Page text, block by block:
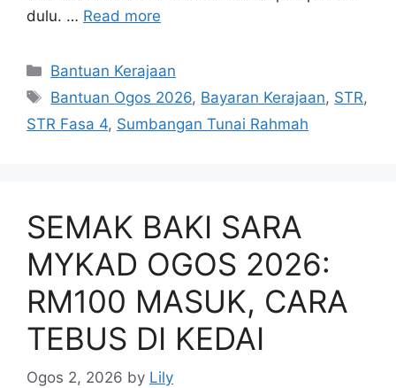
dulu. … Read more
Categories
Bantuan Kerajaan
Tags
Bantuan Ogos 2026, Bayaran Kerajaan, STR,
STR Fasa 4, Sumbangan Tunai Rahmah
SEMAK BAKI SARA
MYKAD OGOS 2026:
RM100 MASUK, CARA
TEBUS DI KEDAI
Ogos 2, 2026 by Lily